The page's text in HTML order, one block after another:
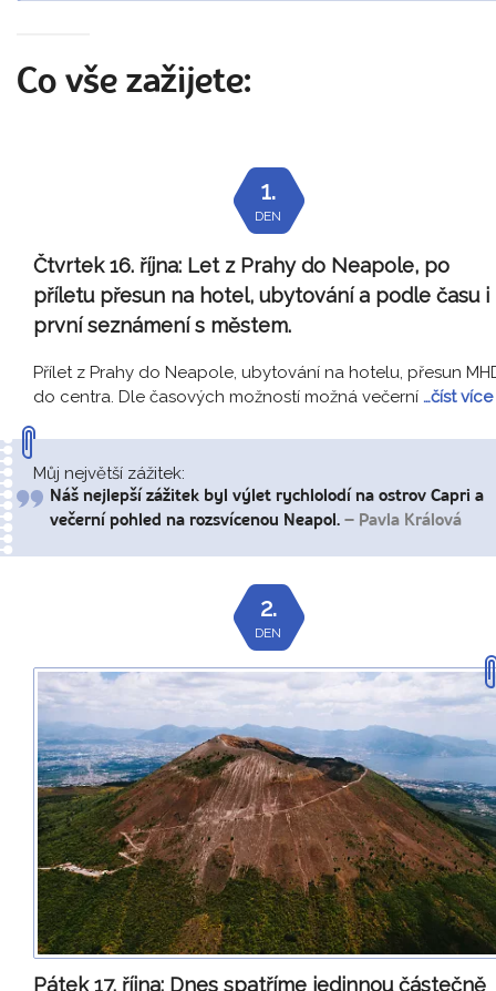
Co vše zažijete:
1.
DEN
Čtvrtek 16. října: Let z Prahy do Neapole, po
příletu přesun na hotel, ubytování a podle času i
první seznámení s městem.
Přílet z Prahy do Neapole, ubytování na hotelu, přesun
do centra. Dle časových možností možná večerní …číst více
Můj největší zážitek:
Náš nejlepší zážitek byl výlet rychlolodí na ostrov Capri a
večerní pohled na rozsvícenou Neapol. – Pavla Králová
2.
DEN
Pátek 17. října: Dnes spatříme jedinnou částečně